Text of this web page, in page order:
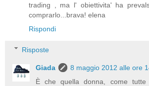
trading , ma l' obiettivita' ha
comprarlo...brava! elena
Rispondi
Risposte
Giada
8 maggio 2012 alle ore
È che quella donna, come tutte